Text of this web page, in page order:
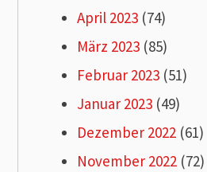
April 2023 (74)
März 2023 (85)
Februar 2023 (51)
Januar 2023 (49)
Dezember 2022 (61)
November 2022 (72)